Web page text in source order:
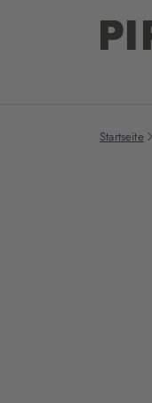
Startseite